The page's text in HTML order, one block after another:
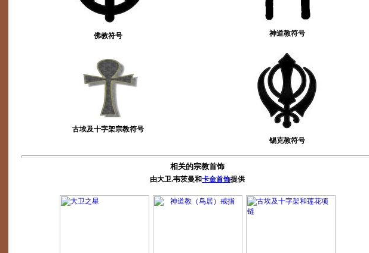
佛教符号 神道教符号
古埃及十字架宗教符号
锡克教符号
相关的宗教首饰
由大卫.韦茨曼和卡金首饰提供